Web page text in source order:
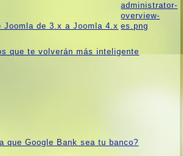
Joomla de 3.x a Joomla 4.x
que te volverán más inteligente
que Google Bank sea tu banco?